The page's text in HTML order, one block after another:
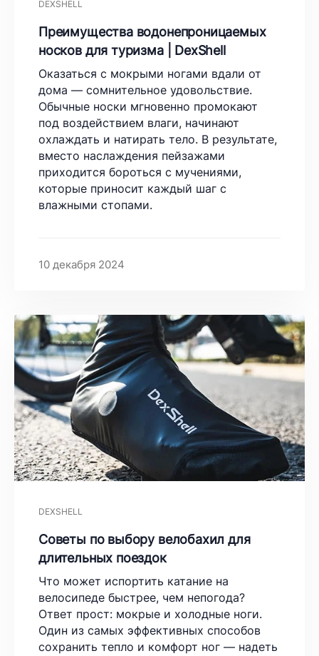
DEXSHELL
Преимущества водонепроницаемых
носков для туризма | DexShell
Оказаться с мокрыми ногами вдали от
дома — сомнительное удовольствие.
Обычные носки мгновенно промокают
под воздействием влаги, начинают
охлаждать и натирать тело. В результате,
вместо наслаждения пейзажами
приходится бороться с мучениями,
которые приносит каждый шаг с
влажными стопами.
10 декабря 2024
DEXSHELL
Советы по выбору велобахил для
длительных поездок
Что может испортить катание на
велосипеде быстрее, чем непогода?
Ответ прост: мокрые и холодные ноги.
Один из самых эффективных способов
сохранить тепло и комфорт ног — надеть